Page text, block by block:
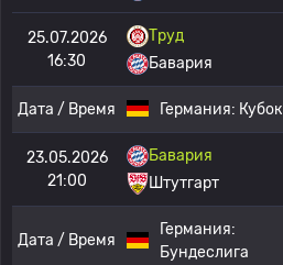
25.07.2026
16:30
Труд
Бавария
Дата / Время Германия: Кубок
23.05.2026
21:00
Бавария
Штутгарт
Дата / Время
Германия:
Бундеслига